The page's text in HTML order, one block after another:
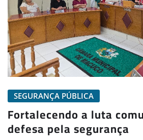
SEGURANÇA PÚBLICA
Fortalecendo a luta
defesa pela segurança